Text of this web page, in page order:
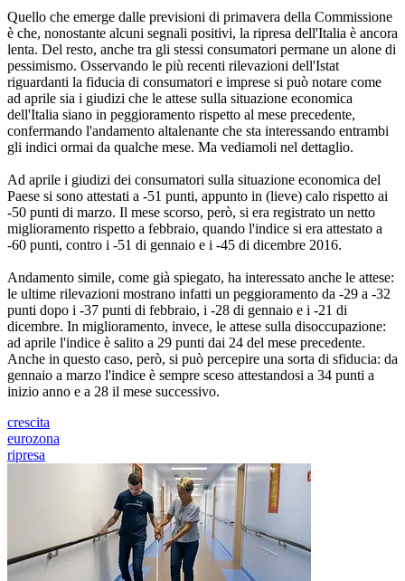
Quello che emerge dalle previsioni di primavera della Commissione
è che, nonostante alcuni segnali positivi, la ripresa dell'Italia è ancora
lenta. Del resto, anche tra gli stessi consumatori permane un alone di
pessimismo. Osservando le più recenti rilevazioni dell'Istat
riguardanti la fiducia di consumatori e imprese si può notare come
ad aprile sia i giudizi che le attese sulla situazione economica
dell'Italia siano in peggioramento rispetto al mese precedente,
confermando l'andamento altalenante che sta interessando entrambi
gli indici ormai da qualche mese. Ma vediamoli nel dettaglio.
Ad aprile i giudizi dei consumatori sulla situazione economica del
Paese si sono attestati a -51 punti, appunto in (lieve) calo rispetto ai
-50 punti di marzo. Il mese scorso, però, si era registrato un netto
miglioramento rispetto a febbraio, quando l'indice si era attestato a
-60 punti, contro i -51 di gennaio e i -45 di dicembre 2016.
Andamento simile, come già spiegato, ha interessato anche le attese:
le ultime rilevazioni mostrano infatti un peggioramento da -29 a -32
punti dopo i -37 punti di febbraio, i -28 di gennaio e i -21 di
dicembre. In miglioramento, invece, le attese sulla disoccupazione:
ad aprile l'indice è salito a 29 punti dai 24 del mese precedente.
Anche in questo caso, però, si può percepire una sorta di sfiducia: da
gennaio a marzo l'indice è sempre sceso attestandosi a 34 punti a
inizio anno e a 28 il mese successivo.
crescita
eurozona
ripresa